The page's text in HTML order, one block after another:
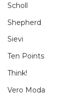
Scholl
Shepherd
Sievi
Ten Points
Think!
Vero Moda